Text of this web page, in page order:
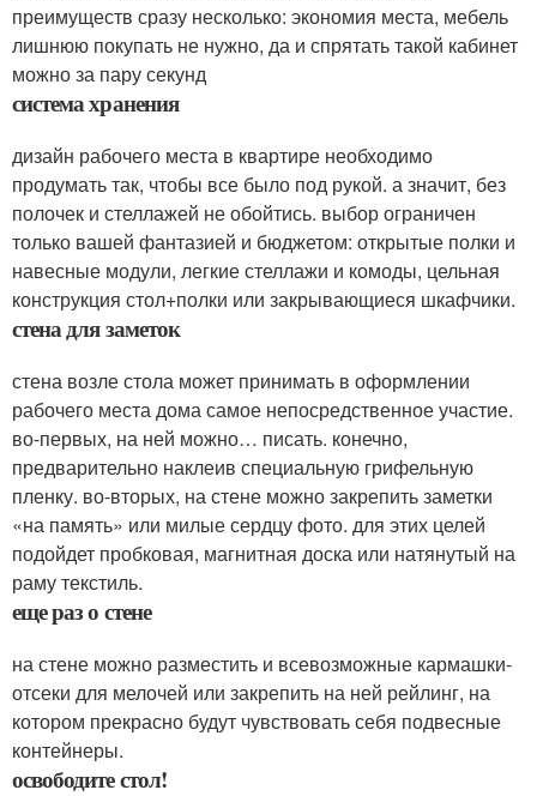
преимуществ сразу несколько: экономия места, мебель
лишнюю покупать не нужно, да и спрятать такой кабинет
можно за пару секунд
система хранения
дизайн рабочего места в квартире необходимо
продумать так, чтобы все было под рукой. а значит, без
полочек и стеллажей не обойтись. выбор ограничен
только вашей фантазией и бюджетом: открытые полки и
навесные модули, легкие стеллажи и комоды, цельная
конструкция стол+полки или закрывающиеся шкафчики.
стена для заметок
стена возле стола может принимать в оформлении
рабочего места дома самое непосредственное участие.
во-первых, на ней можно… писать. конечно,
предварительно наклеив специальную грифельную
пленку. во-вторых, на стене можно закрепить заметки
«на память» или милые сердцу фото. для этих целей
подойдет пробковая, магнитная доска или натянутый на
раму текстиль.
еще раз о стене
на стене можно разместить и всевозможные кармашки-
отсеки для мелочей или закрепить на ней рейлинг, на
котором прекрасно будут чувствовать себя подвесные
контейнеры.
освободите стол!